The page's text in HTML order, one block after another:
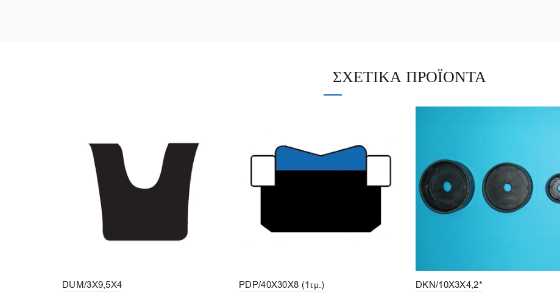
ΣΧΕΤΙΚΆ ΠΡΟΪΌΝΤΑ
DUM/3X9,5X4
PDP/40X30X8 (1τμ.)
DKN/10X3X4,2*